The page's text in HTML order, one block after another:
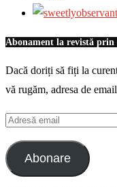
Abonament la revistă prin
Dacă doriți să fiți la
vă rugăm, adresa de
Adresă
email
Abonare